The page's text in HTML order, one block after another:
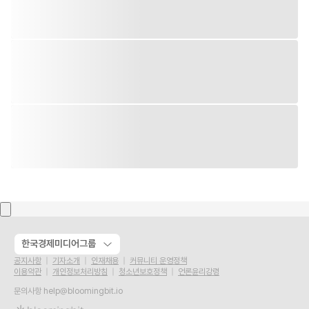
한국경제미디어그룹
공지사항 기자소개 인재채용
커뮤니티 운영정책
이용약관
개인정보처리방침 청소년보호정책
언론윤리강령
문의사항 help@bloomingbit.io